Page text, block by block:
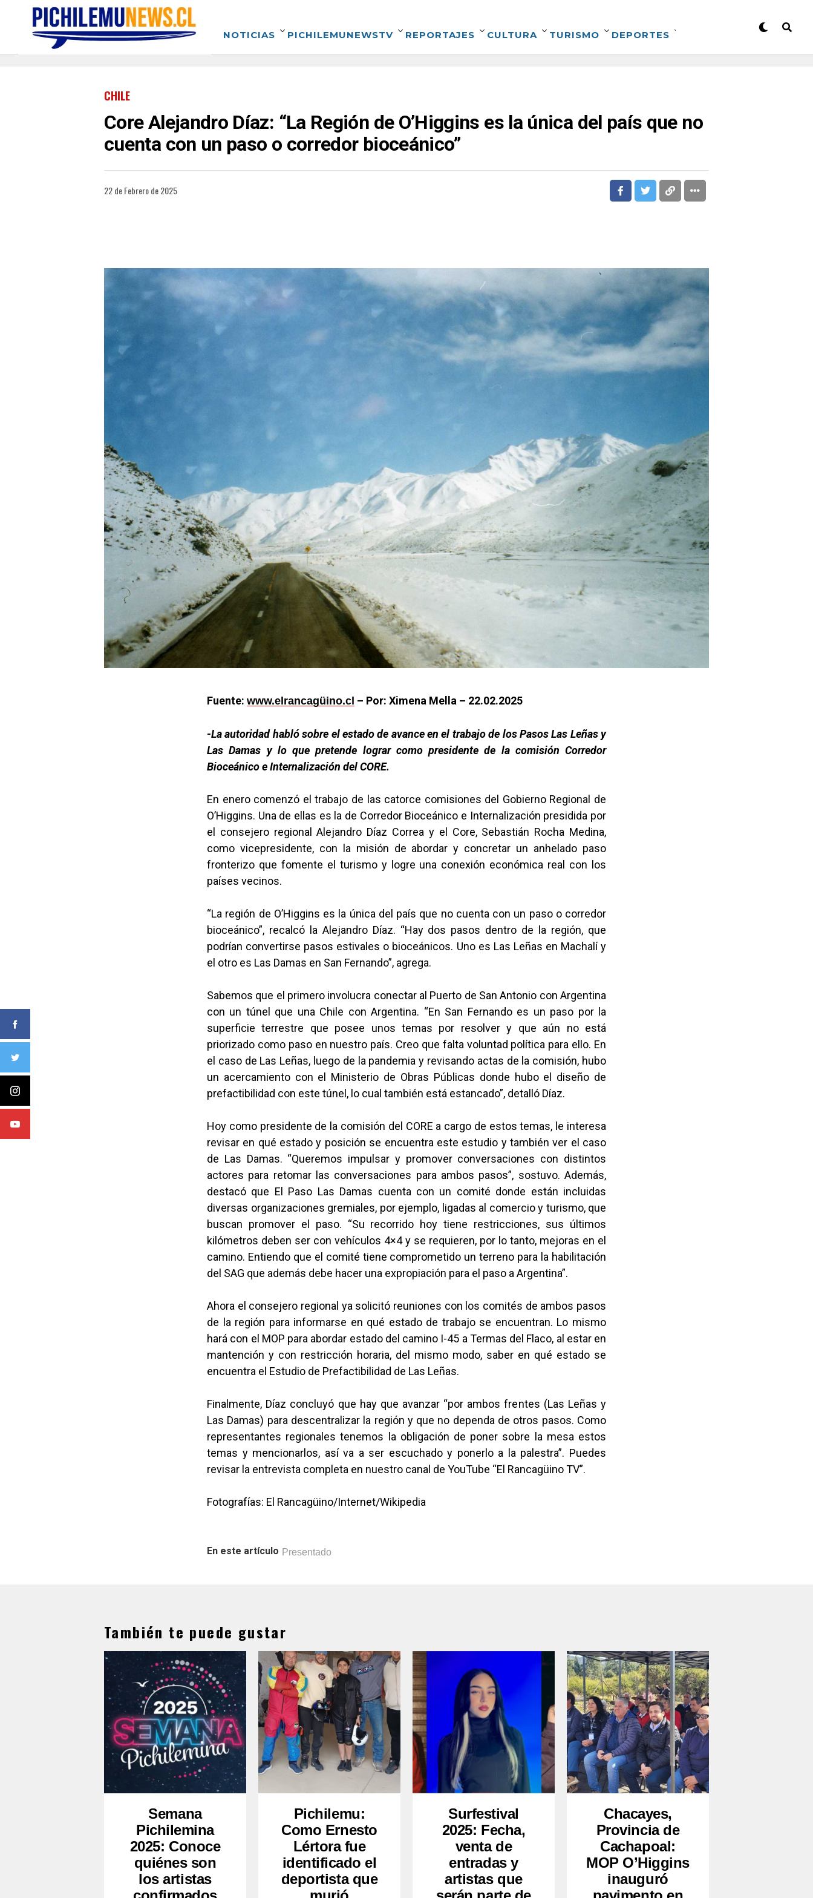
NOTICIAS PICHILEMUNEWSTV REPORTAJES CULTURA TURISMO DEPORTES
CHILE
Core Alejandro Díaz: “La Región de O’Higgins es la única del país que no
cuenta con un paso o corredor bioceánico”
22 de Febrero de 2025
Fuente: www.elrancagüino.cl – Por: Ximena Mella – 22.02.2025
-La autoridad habló sobre el estado de avance en el trabajo de los Pasos Las Leñas y
Las Damas y lo que pretende lograr como presidente de la comisión Corredor
Bioceánico e Internalización del CORE.
En enero comenzó el trabajo de las catorce comisiones del Gobierno Regional de
O’Higgins. Una de ellas es la de Corredor Bioceánico e Internalización presidida por
el consejero regional Alejandro Díaz Correa y el Core, Sebastián Rocha Medina,
como vicepresidente, con la misión de abordar y concretar un anhelado paso
fronterizo que fomente el turismo y logre una conexión económica real con los
países vecinos.
“La región de O’Higgins es la única del país que no cuenta con un paso o corredor
bioceánico”, recalcó la Alejandro Díaz. “Hay dos pasos dentro de la región, que
podrían convertirse pasos estivales o bioceánicos. Uno es Las Leñas en Machalí y
el otro es Las Damas en San Fernando”, agrega.
Sabemos que el primero involucra conectar al Puerto de San Antonio con Argentina
con un túnel que una Chile con Argentina. “En San Fernando es un paso por la
superficie terrestre que posee unos temas por resolver y que aún no está
priorizado como paso en nuestro país. Creo que falta voluntad política para ello. En
el caso de Las Leñas, luego de la pandemia y revisando actas de la comisión, hubo
un acercamiento con el Ministerio de Obras Públicas donde hubo el diseño de
prefactibilidad con este túnel, lo cual también está estancado”, detalló Díaz.
Hoy como presidente de la comisión del CORE a cargo de estos temas, le interesa
revisar en qué estado y posición se encuentra este estudio y también ver el caso
de Las Damas. “Queremos impulsar y promover conversaciones con distintos
actores para retomar las conversaciones para ambos pasos”, sostuvo. Además,
destacó que El Paso Las Damas cuenta con un comité donde están incluidas
diversas organizaciones gremiales, por ejemplo, ligadas al comercio y turismo, que
buscan promover el paso. “Su recorrido hoy tiene restricciones, sus últimos
kilómetros deben ser con vehículos 4×4 y se requieren, por lo tanto, mejoras en el
camino. Entiendo que el comité tiene comprometido un terreno para la habilitación
del SAG que además debe hacer una expropiación para el paso a Argentina”.
Ahora el consejero regional ya solicitó reuniones con los comités de ambos pasos
de la región para informarse en qué estado de trabajo se encuentran. Lo mismo
hará con el MOP para abordar estado del camino I-45 a Termas del Flaco, al estar en
mantención y con restricción horaria, del mismo modo, saber en qué estado se
encuentra el Estudio de Prefactibilidad de Las Leñas.
Finalmente, Díaz concluyó que hay que avanzar “por ambos frentes (Las Leñas y
Las Damas) para descentralizar la región y que no dependa de otros pasos. Como
representantes regionales tenemos la obligación de poner sobre la mesa estos
temas y mencionarlos, así va a ser escuchado y ponerlo a la palestra”. Puedes
revisar la entrevista completa en nuestro canal de YouTube “El Rancagüino TV”.
Fotografías: El Rancagüino/Internet/Wikipedia
En este artículo Presentado
También te puede gustar
Semana
Pichilemina
2025: Conoce
quiénes son
los artistas
Pichilemu:
Como Ernesto
Lértora fue
identificado el
deportista que
Surfestival
2025: Fecha,
venta de
entradas y
artistas que
Chacayes,
Provincia de
Cachapoal:
MOP O’Higgins
inauguró